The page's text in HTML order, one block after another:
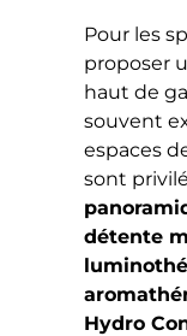
Pour les
proposer
haut de
souvent
espaces
sont
détente
Hydro